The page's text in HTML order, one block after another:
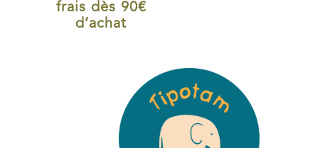
frais dès 90€
d’achat